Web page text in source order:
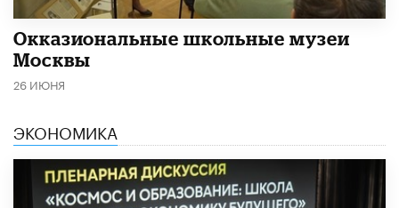
​Окказиональные школьные музеи
Москвы
26 ИЮНЯ
ЭКОНОМИКА